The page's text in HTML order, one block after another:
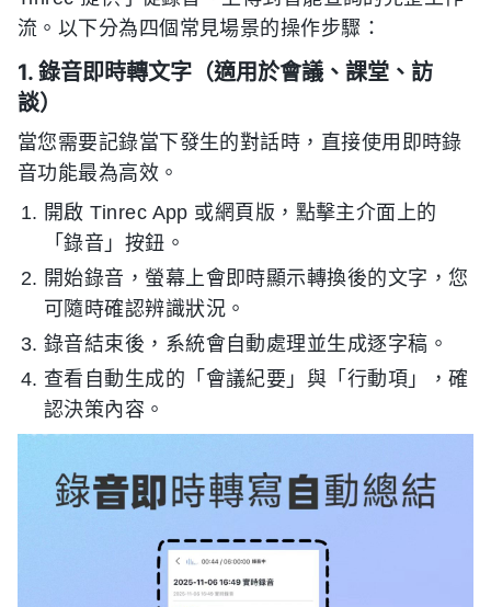
流。以下分為四個常見場景的操作步驟：
1. 錄音即時轉文字（適用於會議、課堂、訪
談）
當您需要記錄當下發生的對話時，直接使用即時錄
音功能最為高效。
開啟 Tinrec App 或網頁版，點擊主介面上的
「錄音」按鈕。
開始錄音，螢幕上會即時顯示轉換後的文字，您
可隨時確認辨識狀況。
錄音結束後，系統會自動處理並生成逐字稿。
查看自動生成的「會議紀要」與「行動項」，確
認決策內容。